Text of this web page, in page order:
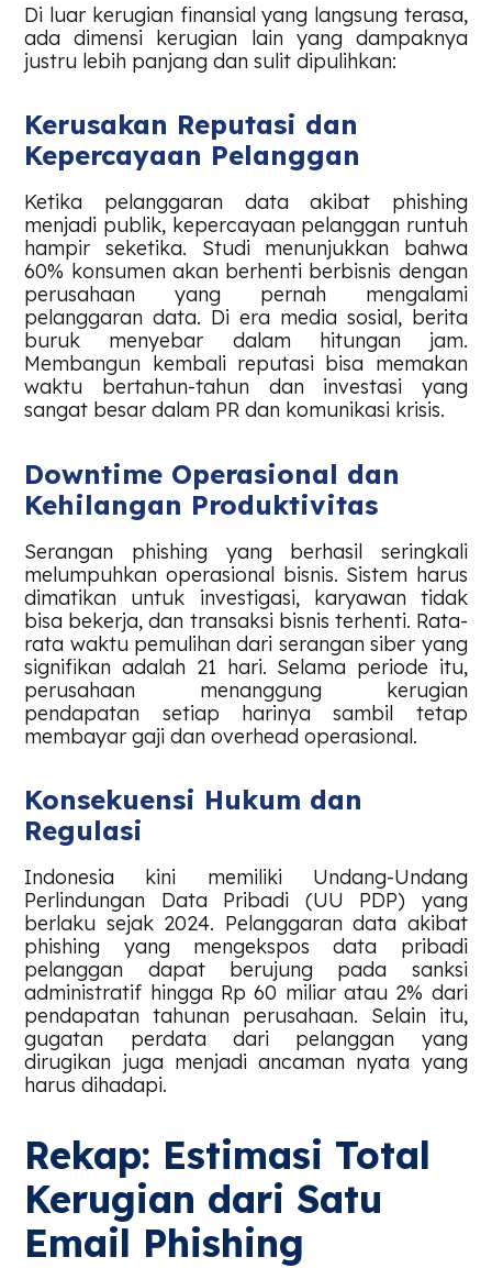
Di luar kerugian finansial yang langsung terasa,
ada dimensi kerugian lain yang dampaknya
justru lebih panjang dan sulit dipulihkan:
Kerusakan Reputasi dan
Kepercayaan Pelanggan
Ketika pelanggaran data akibat phishing
menjadi publik, kepercayaan pelanggan runtuh
hampir seketika. Studi menunjukkan bahwa
60% konsumen akan berhenti berbisnis dengan
perusahaan yang pernah mengalami
pelanggaran data. Di era media sosial, berita
buruk menyebar dalam hitungan jam.
Membangun kembali reputasi bisa memakan
waktu bertahun-tahun dan investasi yang
sangat besar dalam PR dan komunikasi krisis.
Downtime Operasional dan
Kehilangan Produktivitas
Serangan phishing yang berhasil seringkali
melumpuhkan operasional bisnis. Sistem harus
dimatikan untuk investigasi, karyawan tidak
bisa bekerja, dan transaksi bisnis terhenti. Rata-
rata waktu pemulihan dari serangan siber yang
signifikan adalah 21 hari. Selama periode itu,
perusahaan menanggung kerugian
pendapatan setiap harinya sambil tetap
membayar gaji dan overhead operasional.
Konsekuensi Hukum dan
Regulasi
Indonesia kini memiliki Undang-Undang
Perlindungan Data Pribadi (UU PDP) yang
berlaku sejak 2024. Pelanggaran data akibat
phishing yang mengekspos data pribadi
pelanggan dapat berujung pada sanksi
administratif hingga Rp 60 miliar atau 2% dari
pendapatan tahunan perusahaan. Selain itu,
gugatan perdata dari pelanggan yang
dirugikan juga menjadi ancaman nyata yang
harus dihadapi.
Rekap: Estimasi Total
Kerugian dari Satu
Email Phishing